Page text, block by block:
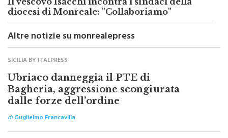
Il vescovo Isacchi incontra i sindaci della
diocesi di Monreale: "Collaboriamo"
Altre notizie su monrealepress
SICILIA BY ITALPRESS
Ubriaco danneggia il PTE di
Bagheria, aggressione scongiurata
dalle forze dell’ordine
diGuglielmo Francavilla